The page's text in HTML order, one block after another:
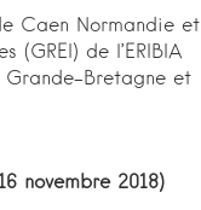
Caen Normandie et
de l’ERIBIA
Grande-Bretagne et
novembre 2018)